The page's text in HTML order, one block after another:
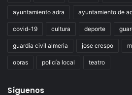
ayuntamiento adra ayuntamiento de
covid-19 cultura deporte
guardia civil almeria jose crespo
obras policía local teatro
Síguenos